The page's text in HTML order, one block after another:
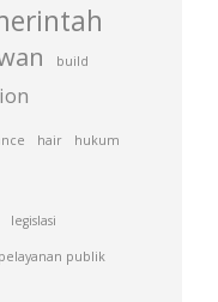
build
hair hukum
legislasi
pelayanan publik